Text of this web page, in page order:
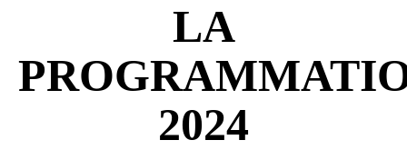
LA
2024